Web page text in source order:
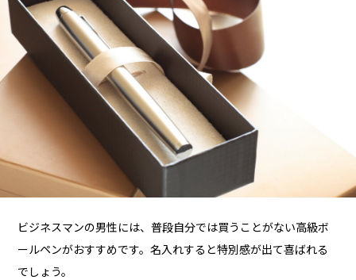
ビジネスマンの男性には、普段自分では買うことがない高級ボ
ールペンがおすすめです。名入れすると特別感が出て喜ばれる
でしょう。